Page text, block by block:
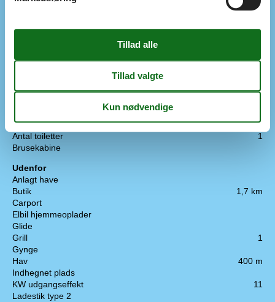
Smart-Tv
2
Antal soveværelser
4
Dobbeltseng (antal sovepladser)
Soveplads ikke i soveværelset
Antal badeværelser
1
Antal toiletter
1
Brusekabine
Udenfor
Anlagt have
Butik
1,7 km
Carport
Elbil hjemmeoplader
Glide
Grill
1
Gynge
Hav
400 m
Indhegnet plads
KW udgangseffekt
11
Ladestik type 2